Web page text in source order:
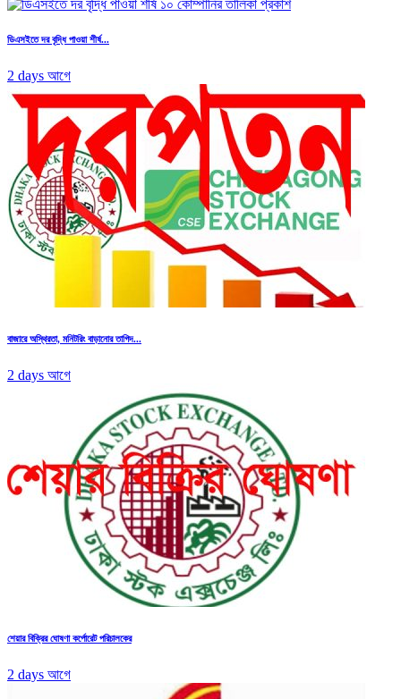
ডিএসইতে দর বৃদ্ধি পাওয়া শীর্ষ...
2 days আগে
বাজারে অস্থিরতা, মনিটরিং বাড়ানোর তাগিদ...
2 days আগে
শেয়ার বিক্রির ঘোষণা কর্পোরেট পরিচালকের
2 days আগে